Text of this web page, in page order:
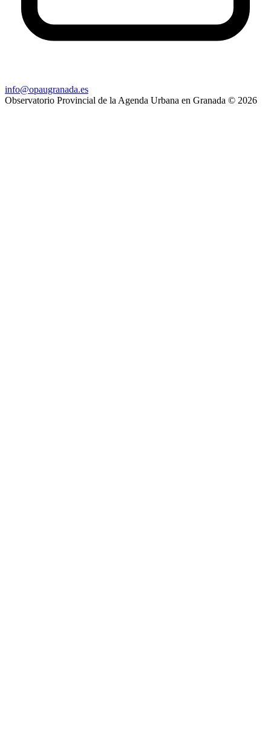
info@opaugranada.es
Observatorio Provincial de la Agenda Urbana en Granada © 2026